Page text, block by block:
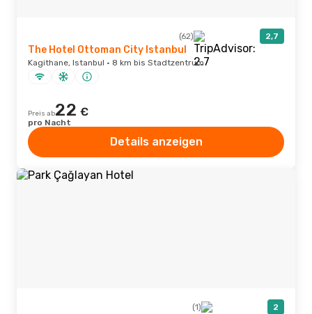
(62) 2,7
The Hotel Ottoman City Istanbul
Kagithane, Istanbul · 8 km bis Stadtzentrum
Preis ab22 €
pro Nacht
Details anzeigen
(1) 2